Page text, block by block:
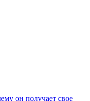
он получает свое